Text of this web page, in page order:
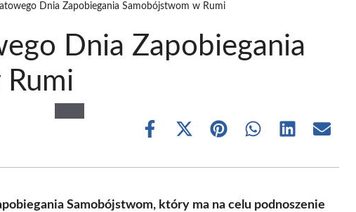
Dnia Zapobiegania Samobójstwom w Rumi
Dnia Zapobiegania
Share
Share
(Twitter)
Share Share Share Share
Samobójstwom, który ma na celu podnoszenie